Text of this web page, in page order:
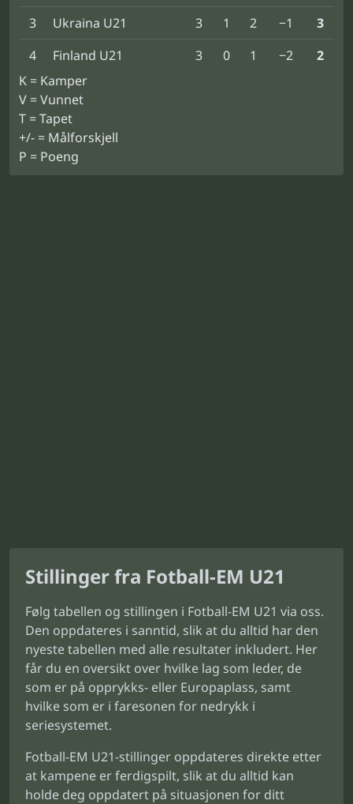
3
Ukraina U21 3 1 2 −1
3
4
Finland U21 3 0 1 −2
2
K = Kamper
V = Vunnet
T = Tapet
+/- = Målforskjell
P = Poeng
Stillinger fra Fotball-EM U21
Følg tabellen og stillingen i Fotball-EM U21 via oss.
Den oppdateres i sanntid, slik at du alltid har den
nyeste tabellen med alle resultater inkludert. Her
får du en oversikt over hvilke lag som leder, de
som er på opprykks- eller Europaplass, samt
hvilke som er i faresonen for nedrykk i
seriesystemet.
Fotball-EM U21-stillinger oppdateres direkte etter
at kampene er ferdigspilt, slik at du alltid kan
holde deg oppdatert på situasjonen for ditt